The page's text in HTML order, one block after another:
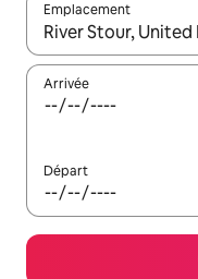
Emplacement
Quand les résultats
Arrivée
Départ